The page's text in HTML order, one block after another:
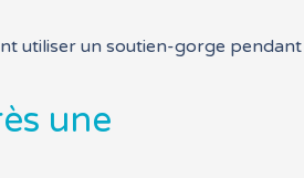
utiliser un soutien-gorge pendant
une